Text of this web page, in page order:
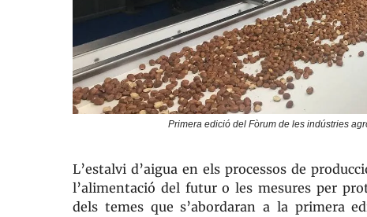
Primera edició del Fòrum de les indústries
L’estalvi d’aigua en els processos de
l’alimentació del futur o les mesures per
dels temes que s’abordaran a la primera